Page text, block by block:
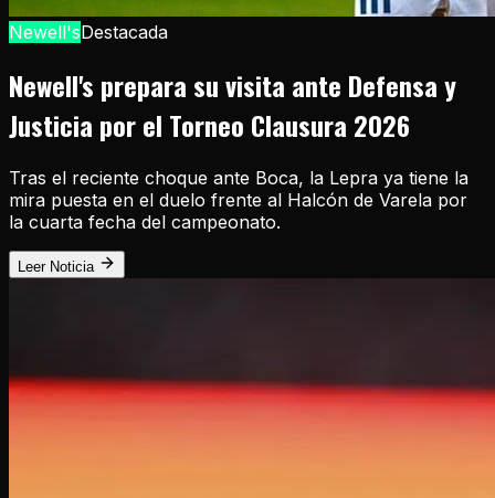
Newell'sDestacada
Newell's prepara su visita ante Defensa y
Justicia por el Torneo Clausura 2026
Tras el reciente choque ante Boca, la Lepra ya tiene la
mira puesta en el duelo frente al Halcón de Varela por
la cuarta fecha del campeonato.
Leer Noticia